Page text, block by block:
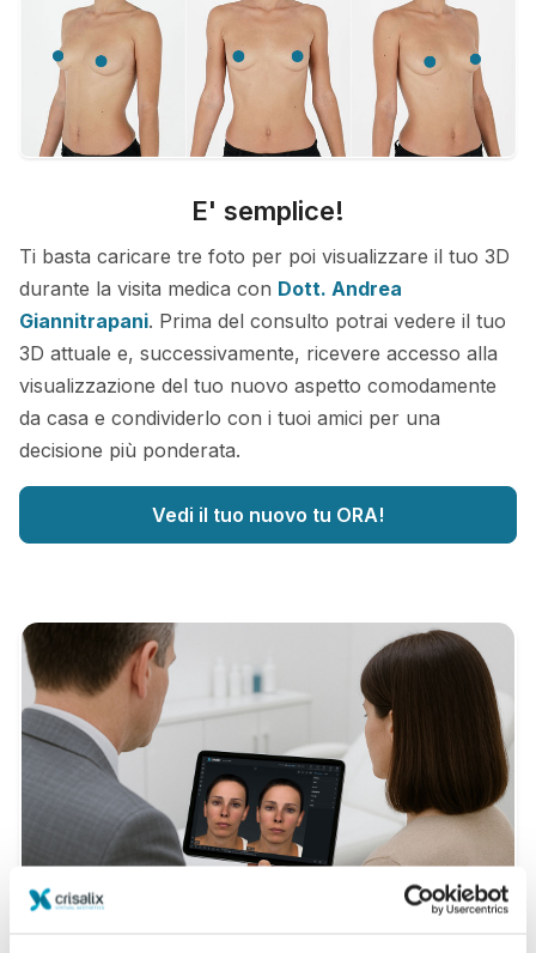
E' semplice!
Ti basta caricare tre foto per poi visualizzare il tuo 3D
durante la visita medica con Dott. Andrea
Giannitrapani. Prima del consulto potrai vedere il tuo
3D attuale e, successivamente, ricevere accesso alla
visualizzazione del tuo nuovo aspetto comodamente
da casa e condividerlo con i tuoi amici per una
decisione più ponderata.
Vedi il tuo nuovo tu ORA!